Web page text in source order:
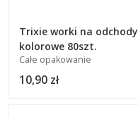
Trixie worki na odchody
kolorowe 80szt.
Całe opakowanie
10,90 zł